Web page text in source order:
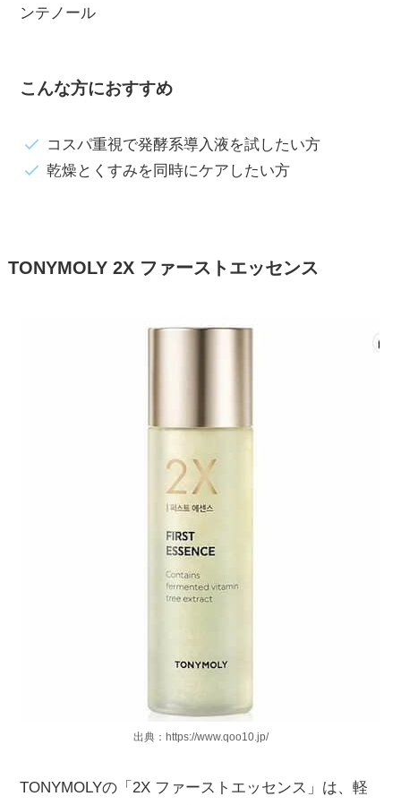
ンテノール
こんな方におすすめ
コスパ重視で発酵系導入液を試したい方
乾燥とくすみを同時にケアしたい方
TONYMOLY 2X ファーストエッセンス
出典：https://www.qoo10.jp/
TONYMOLYの「2X ファーストエッセンス」は、軽